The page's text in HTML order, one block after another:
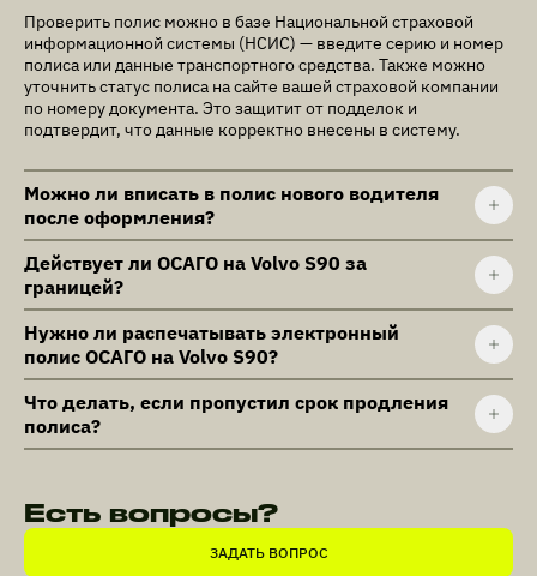
Проверить полис можно в базе Национальной страховой
информационной системы (НСИС) — введите серию и номер
полиса или данные транспортного средства. Также можно
уточнить статус полиса на сайте вашей страховой компании
по номеру документа. Это защитит от подделок и
подтвердит, что данные корректно внесены в систему.
Можно ли вписать в полис нового водителя
после оформления?
Действует ли ОСАГО на Volvo S90 за
границей?
Нужно ли распечатывать электронный
полис ОСАГО на Volvo S90?
Что делать, если пропустил срок продления
полиса?
Есть вопросы?
ЗАДАТЬ ВОПРОС